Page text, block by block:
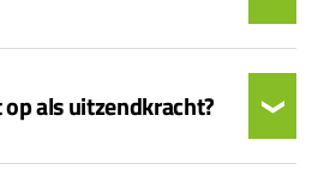
als uitzendkracht?